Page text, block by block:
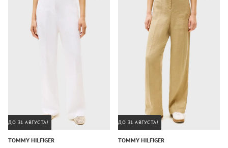
ДО 31 АВГУСТА!
TOMMY HILFIGER
ДО 31 АВГУСТА!
TOMMY HILFIGER